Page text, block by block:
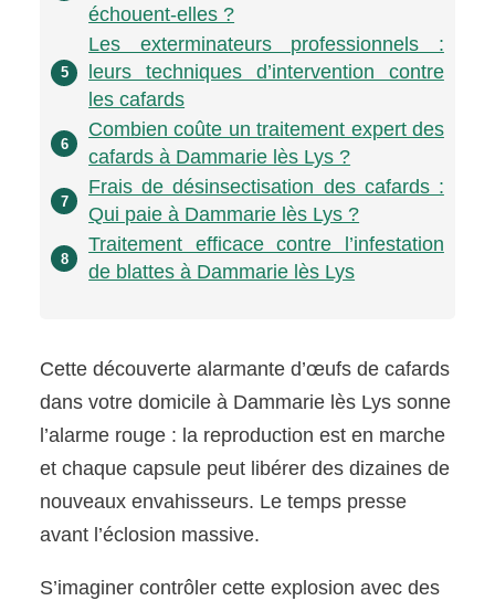
échouent-elles ?
5
Les exterminateurs professionnels :
leurs techniques d’intervention contre
les cafards
6
Combien coûte un traitement expert des
cafards à Dammarie lès Lys ?
7
Frais de désinsectisation des cafards :
Qui paie à Dammarie lès Lys ?
8
Traitement efficace contre l’infestation
de blattes à Dammarie lès Lys
Cette découverte alarmante d’œufs de cafards
dans votre domicile à Dammarie lès Lys sonne
l’alarme rouge : la reproduction est en marche
et chaque capsule peut libérer des dizaines de
nouveaux envahisseurs. Le temps presse
avant l’éclosion massive.
S’imaginer contrôler cette explosion avec des